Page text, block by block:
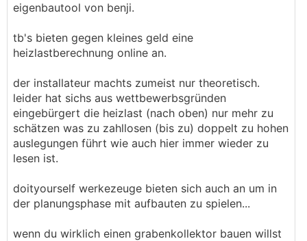
eigenbautool von benji.
tb's bieten gegen kleines geld eine
heizlastberechnung online an.
der installateur machts zumeist nur theoretisch.
leider hat sichs aus wettbewerbsgründen
eingebürgert die heizlast (nach oben) nur mehr zu
schätzen was zu zahllosen (bis zu) doppelt zu hohen
auslegungen führt wie auch hier immer wieder zu
lesen ist.
doityourself werkezeuge bieten sich auch an um in
der planungsphase mit aufbauten zu spielen...
wenn du wirklich einen grabenkollektor bauen willst